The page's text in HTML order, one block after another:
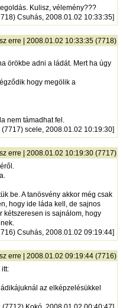
Kulisz, vélemény???
Csuhás, 2008.01.02 10:33:35]
erre | 2008.01.02 10:33:35 (7718)
örökbe adni a ládát. Mert ha úgy
hogy megölik a
nem támadhat fel.
(7717) scele, 2008.01.02 10:19:30]
erre | 2008.01.02 10:19:30 (7717)
be. A tanösvény akkor még csak
hogy ide láda kell, de sajnos
kétszeresen is sajnálom, hogy
Csuhás, 2008.01.02 09:19:44]
erre | 2008.01.02 09:19:44 (7716)
itt:
az elképzelésükkel